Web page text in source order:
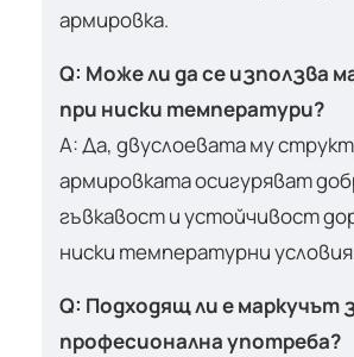
армировка.
Q: Може ли да се използва
при ниски температури?
A: Да, двуслоевата му
армировката осигуряват
гъвкавост и устойчивост
ниски температурни
Q: Подходящ ли е маркучът
професионална употреба?